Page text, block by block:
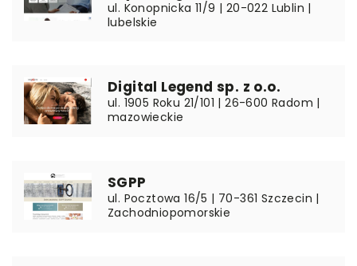
ul. Konopnicka 11/9 | 20-022 Lublin |
lubelskie
Digital Legend sp. z o.o.
ul. 1905 Roku 21/101 | 26-600 Radom |
mazowieckie
SGPP
ul. Pocztowa 16/5 | 70-361 Szczecin |
Zachodniopomorskie